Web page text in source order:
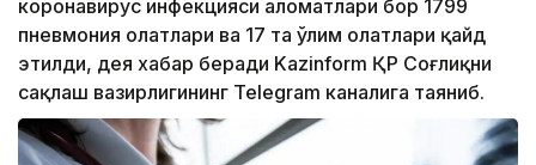
коронавирус инфекцияси аломатлари бор 1799
пневмония ҳолатлари ва 17 та ўлим ҳолатлари қайд
этилди, дея хабар беради Kazinform ҚР Соғлиқни
сақлаш вазирлигининг Telegram каналига таяниб.